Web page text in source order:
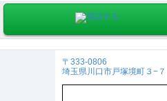
〒333-0806
埼玉県川口市戸塚境町３−７